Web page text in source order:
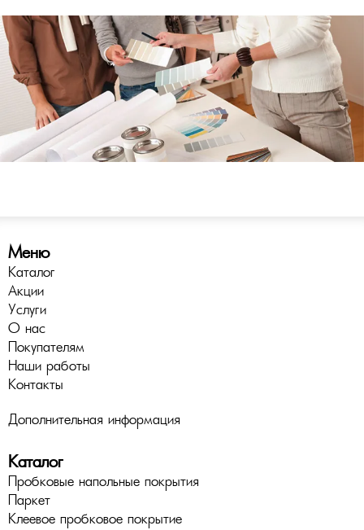
Меню
Каталог
Акции
Услуги
О нас
Покупателям
Наши работы
Контакты
Дополнительная информация
Каталог
Пробковые напольные покрытия
Паркет
Клеевое пробковое покрытие